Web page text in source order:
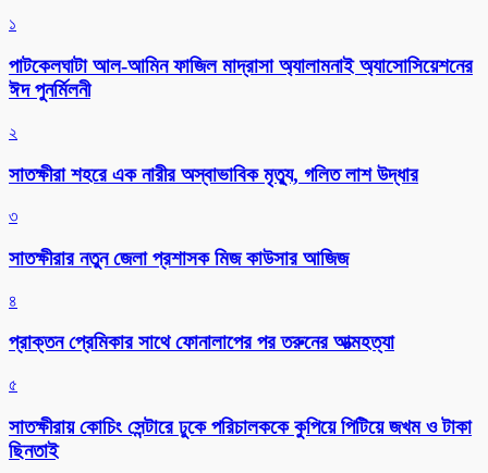
১
পাটকেলঘাটা আল-আমিন ফাজিল মাদ্রাসা অ্যালামনাই অ্যাসোসিয়েশনের
ঈদ পুনর্মিলনী
২
সাতক্ষীরা শহরে এক নারীর অস্বাভাবিক মৃত্যু, গলিত লাশ উদ্ধার
৩
সাতক্ষীরার নতুন জেলা প্রশাসক মিজ কাউসার আজিজ
৪
প্রাক্তন প্রেমিকার সাথে ফোনালাপের পর তরুনের আত্মহত্যা
৫
সাতক্ষীরায় কোচিং সেন্টারে ঢুকে পরিচালককে কুপিয়ে পিটিয়ে জখম ও টাকা
ছিনতাই